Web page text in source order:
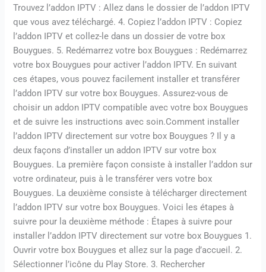
Trouvez l’addon IPTV : Allez dans le dossier de l’addon IPTV
que vous avez téléchargé. 4. Copiez l’addon IPTV : Copiez
l’addon IPTV et collez-le dans un dossier de votre box
Bouygues. 5. Redémarrez votre box Bouygues : Redémarrez
votre box Bouygues pour activer l’addon IPTV. En suivant
ces étapes, vous pouvez facilement installer et transférer
l’addon IPTV sur votre box Bouygues. Assurez-vous de
choisir un addon IPTV compatible avec votre box Bouygues
et de suivre les instructions avec soin.Comment installer
l’addon IPTV directement sur votre box Bouygues ? Il y a
deux façons d’installer un addon IPTV sur votre box
Bouygues. La première façon consiste à installer l’addon sur
votre ordinateur, puis à le transférer vers votre box
Bouygues. La deuxième consiste à télécharger directement
l’addon IPTV sur votre box Bouygues. Voici les étapes à
suivre pour la deuxième méthode : Étapes à suivre pour
installer l’addon IPTV directement sur votre box Bouygues 1.
Ouvrir votre box Bouygues et allez sur la page d’accueil. 2.
Sélectionner l’icône du Play Store. 3. Rechercher